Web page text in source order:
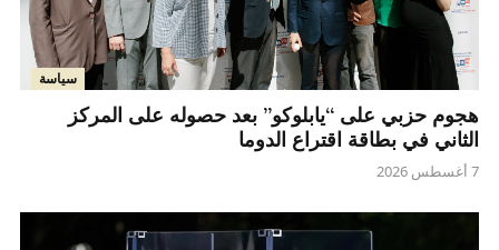
سياسة
هجوم حزبي على “يابلوكو” بعد حصوله على المركز
الثاني في بطاقة اقتراع الدوما
7 أغسطس 2026